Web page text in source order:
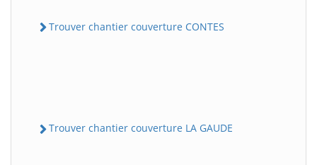
Trouver chantier couverture CONTES
Trouver chantier couverture LA GAUDE